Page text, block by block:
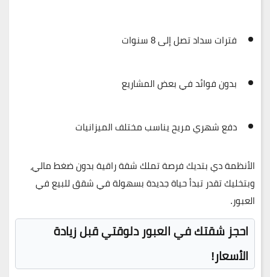
فترات سداد تصل إلى 8 سنوات
بدون فوائد في بعض المشاريع
دفع شهري مريح يناسب مختلف الميزانيات
الأنظمة دي بتديك فرصة تملك شقة راقية بدون ضغط مالي،
وبتخليك تقدر تبدأ حياة جديدة بسهولة في شقق للبيع في
العبور.
احجز شقتك في العبور دلوقتي قبل زيادة
الأسعار!